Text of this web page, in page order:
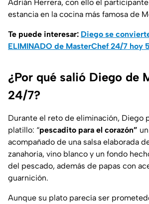
Adrián Herrera, con ello el
estancia en la cocina más famosa de
Te puede interesar: Diego se
ELIMINADO de MasterChef 24/7 hoy
¿Por qué salió Diego de
24/7?
Durante el reto de eliminación, Diego
platillo: “pescadito para el corazón”
acompañado de una salsa elaborada
zanahoria, vino blanco y un fondo
del pescado, además de papas con
guarnición.
Aunque su plato parecía ser